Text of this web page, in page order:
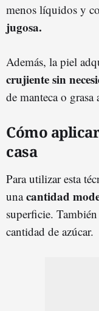
menos líquidos y
jugosa.
Además, la piel
crujiente sin
de manteca o grasa
Cómo
casa
Para utilizar esta
unacantidad
superficie.
cantidad de azúcar.